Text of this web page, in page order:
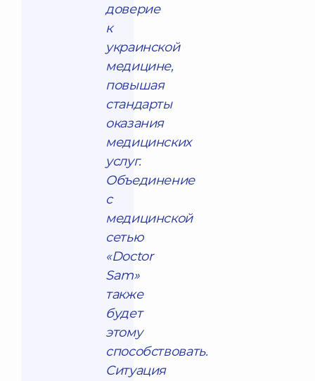
доверие
к
украинской
медицине,
повышая
стандарты
оказания
медицинских
услуг.
Объединение
с
медицинской
сетью
«Doctor
Sam»
также
будет
этому
способствовать.
Ситуация